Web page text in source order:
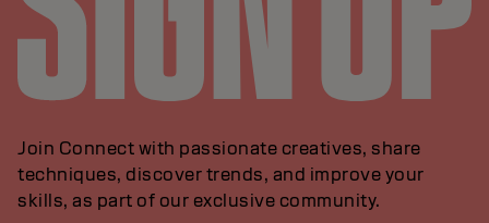
Join Connect with passionate creatives, share
techniques, discover trends, and improve your
skills, as part of our exclusive community.